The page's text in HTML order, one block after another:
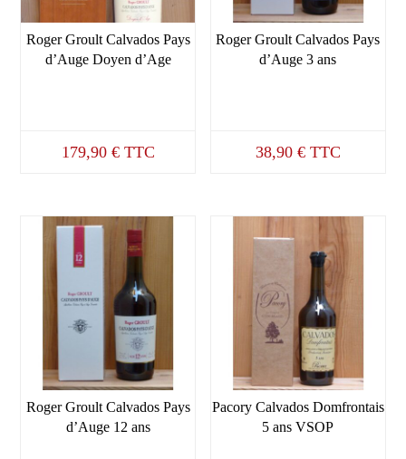
Roger Groult Calvados Pays
d’Auge Doyen d’Age
179,90 € TTC
Roger Groult Calvados Pays
d’Auge 3 ans
38,90 € TTC
Roger Groult Calvados Pays
d’Auge 12 ans
Pacory Calvados Domfrontais
5 ans VSOP